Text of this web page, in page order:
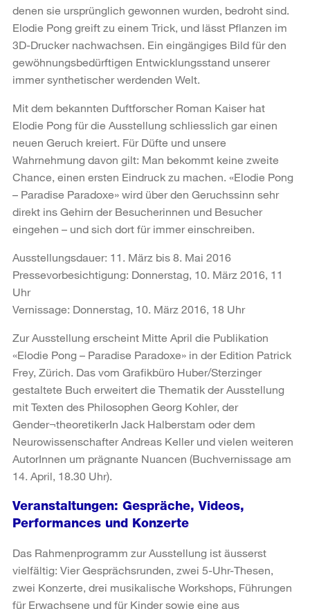
denen sie ursprünglich gewonnen wurden, bedroht sind.
Elodie Pong greift zu einem Trick, und lässt Pflanzen im
3D-Drucker nachwachsen. Ein eingängiges Bild für den
gewöhnungsbedürftigen Entwicklungsstand unserer
immer synthetischer werdenden Welt.
Mit dem bekannten Duftforscher Roman Kaiser hat
Elodie Pong für die Ausstellung schliesslich gar einen
neuen Geruch kreiert. Für Düfte und unsere
Wahrnehmung davon gilt: Man bekommt keine zweite
Chance, einen ersten Eindruck zu machen. «Elodie Pong
– Paradise Paradoxe» wird über den Geruchssinn sehr
direkt ins Gehirn der Besucherinnen und Besucher
eingehen – und sich dort für immer einschreiben.
Ausstellungsdauer: 11. März bis 8. Mai 2016
Pressevorbesichtigung: Donnerstag, 10. März 2016, 11
Uhr
Vernissage: Donnerstag, 10. März 2016, 18 Uhr
Zur Ausstellung erscheint Mitte April die Publikation
«Elodie Pong – Paradise Paradoxe» in der Edition Patrick
Frey, Zürich. Das vom Grafikbüro Huber/Sterzinger
gestaltete Buch erweitert die Thematik der Ausstellung
mit Texten des Philosophen Georg Kohler, der
Gender¬theoretikerIn Jack Halberstam oder dem
Neurowissenschafter Andreas Keller und vielen weiteren
AutorInnen um prägnante Nuancen (Buchvernissage am
14. April, 18.30 Uhr).
Veranstaltungen: Gespräche, Videos,
Performances und Konzerte
Das Rahmenprogramm zur Ausstellung ist äusserst
vielfältig: Vier Gesprächsrunden, zwei 5-Uhr-Thesen,
zwei Konzerte, drei musikalische Workshops, Führungen
für Erwachsene und für Kinder sowie eine aus